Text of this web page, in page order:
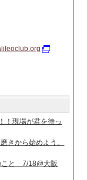
現場が君を待っ
きから始めよう。
こと 7/18@大阪